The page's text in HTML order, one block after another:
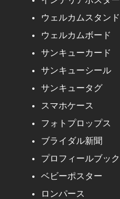
ウェルカムスタンド
ウェルカムボード
サンキューカード
サンキューシール
サンキュータグ
スマホケース
フォトプロップス
ブライダル新聞
プロフィールブック
ベビーポスター
ロンパース